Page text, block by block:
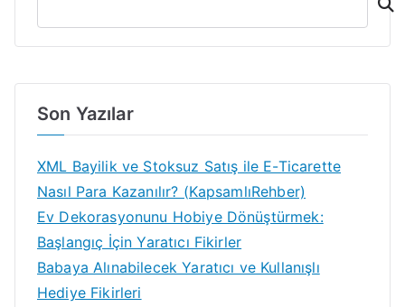
Son Yazılar
XML Bayilik ve Stoksuz Satış ile E-Ticarette
Nasıl Para Kazanılır? (KapsamlıRehber)
Ev Dekorasyonunu Hobiye Dönüştürmek:
Başlangıç İçin Yaratıcı Fikirler
Babaya Alınabilecek Yaratıcı ve Kullanışlı
Hediye Fikirleri